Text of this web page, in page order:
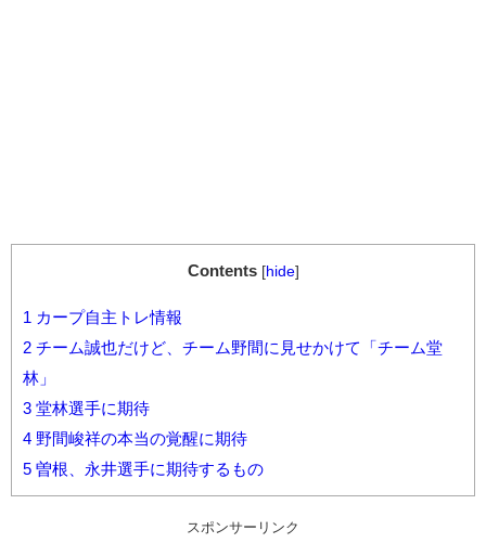
Contents [hide]
1 カープ自主トレ情報
2 チーム誠也だけど、チーム野間に見せかけて「チーム堂
林」
3 堂林選手に期待
4 野間峻祥の本当の覚醒に期待
5 曽根、永井選手に期待するもの
スポンサーリンク